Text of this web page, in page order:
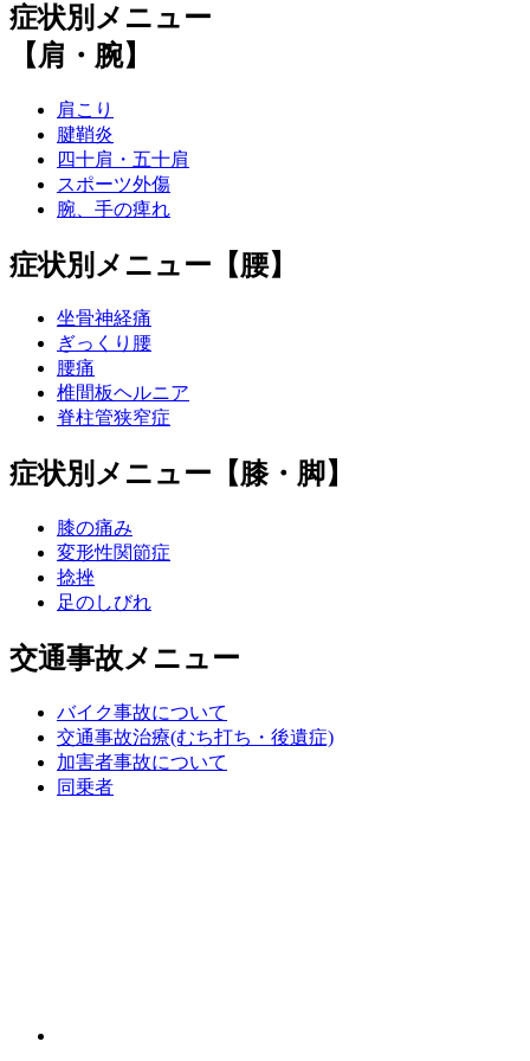
症状別メニュー
【肩・腕】
肩こり
腱鞘炎
四十肩・五十肩
スポーツ外傷
腕、手の痺れ
症状別メニュー【腰】
坐骨神経痛
ぎっくり腰
腰痛
椎間板ヘルニア
脊柱管狭窄症
症状別メニュー【膝・脚】
膝の痛み
変形性関節症
捻挫
足のしびれ
交通事故メニュー
バイク事故について
交通事故治療(むち打ち・後遺症)
加害者事故について
同乗者